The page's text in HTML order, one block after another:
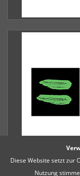
Diese Website setzt zur
Nutzung